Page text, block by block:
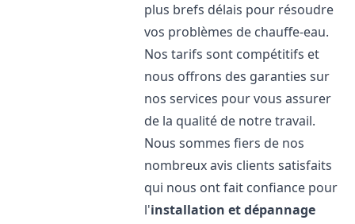
plus brefs délais pour résoudre
vos problèmes de chauffe-eau.
Nos tarifs sont compétitifs et
nous offrons des garanties sur
nos services pour vous assurer
de la qualité de notre travail.
Nous sommes fiers de nos
nombreux avis clients satisfaits
qui nous ont fait confiance pour
l'installation et dépannage